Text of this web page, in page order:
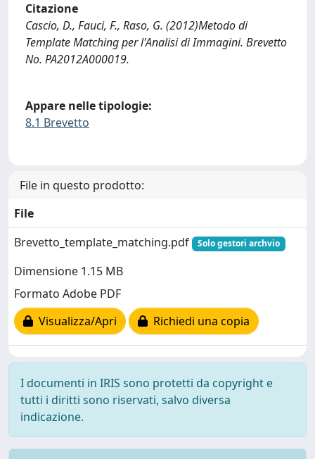
Citazione
Cascio, D., Fauci, F., Raso, G. (2012)Metodo di
Template Matching per l'Analisi di Immagini. Brevetto
No. PA2012A000019.
Appare nelle tipologie:
8.1 Brevetto
File in questo prodotto:
File
Brevetto_template_matching.pdf
Solo gestori archvio
Dimensione 1.15 MB
Formato Adobe PDF
Visualizza/Apri
Richiedi una copia
I documenti in IRIS sono protetti da copyright e
tutti i diritti sono riservati, salvo diversa
indicazione.